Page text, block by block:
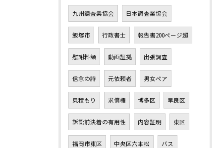
九州調査業協会 日本調査業協会
飯塚市 行政書士 報告書200ページ超
慰謝料額 動画証拠 出張調査
信念の詩 元依頼者 男女ペア
見積もり 求償権 博多区 早良区
訴訟前決着の有用性 内容証明 東区
福岡市東区 中央区六本松 バス